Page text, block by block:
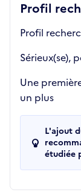
Profil
Profil
Sérieux(se),
Une
un plus
L'ajout
étudiée